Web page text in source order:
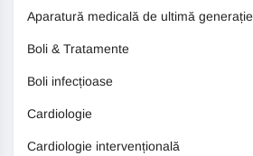
Aparatură medicală de ultimă generație
Boli & Tratamente
Boli infecțioase
Cardiologie
Cardiologie intervențională